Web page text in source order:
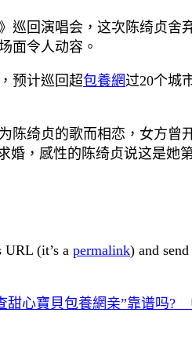
巡回演唱会，这次陈绮贞
面令人动容。
预计巡回超包養網过20个城
绮贞的歌而相恋，女方曾
婚，感性的陈绮贞说这是她
(it’s a permalink) and
心寶貝包養網亲”靠谱吗? _